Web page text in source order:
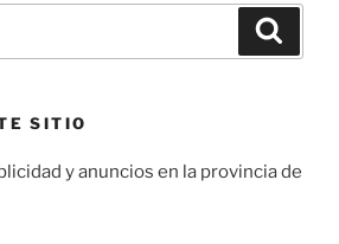
SITIO
y anuncios en la provincia de